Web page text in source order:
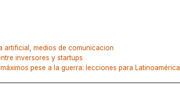
artificial , medios de comunicacion
inversores y startups
pese a la guerra: lecciones para Latinoamérica